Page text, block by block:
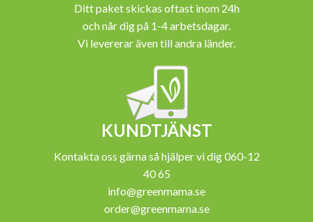
Ditt paket skickas oftast inom 24h
och når dig på 1-4 arbetsdagar.
Vi levererar även till andra länder.
KUNDTJÄNST
Kontakta oss gärna så hjälper vi dig 060-12
40 65
info@greenmama.se
order@greenmama.se